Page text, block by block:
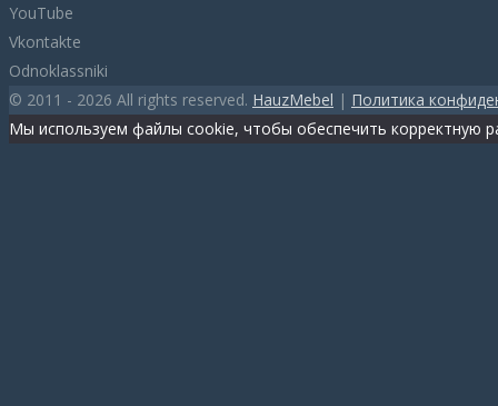
YouTube
Vkontakte
Odnoklassniki
© 2011 - 2026 All rights reserved. HauzMebel | Политика
Мы используем файлы cookie, чтобы обеспечить корректную